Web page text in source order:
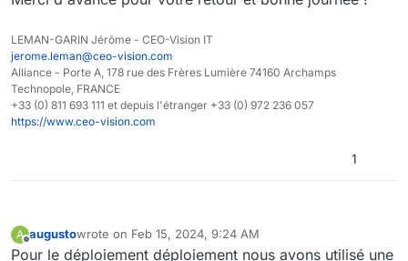
<Fragment>
<ComponentGroup
<Component Id="Diacritics.dll">
"Diacritics.dll"
</Component >
</ Component>
<Component Id=
LEMAN-GARIN Jérôme - CEO-Vision IT
jerome.leman@ceo-vision.com
Alliance - Porte A, 178 rue des Frères Lumière 74160 Archamps
Technopole, FRANCE
+33 (0) 811 693 111 et depuis l'étranger +33 (0) 972 236 057
https://www.ceo-vision.com
1
A
Offline
augustowrote on Feb 15, 2024, 9:24 AM
last edited by
Pour le déploiement déploiement nous avons utilisé une